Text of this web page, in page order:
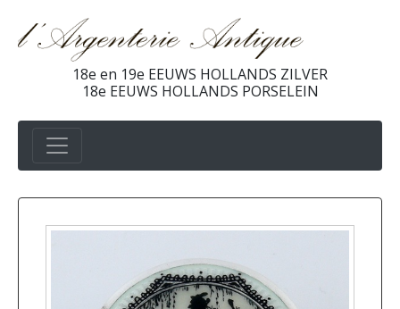
18e en 19e EEUWS HOLLANDS ZILVER
18e EEUWS HOLLANDS PORSELEIN